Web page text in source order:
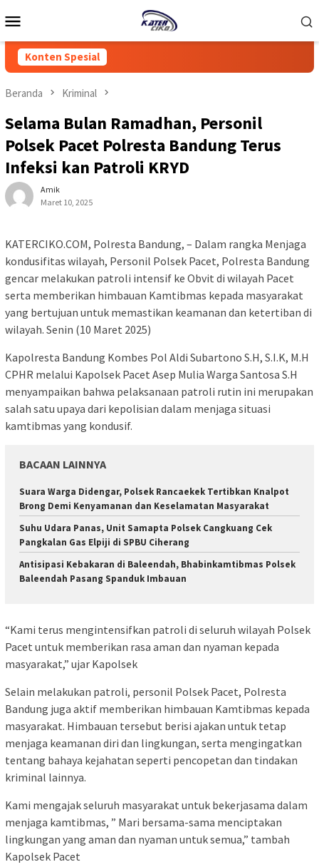
ke
Mobile
Konten Spesial
Beranda Kriminal
Selama Bulan Ramadhan, Personil
Polsek Pacet Polresta Bandung Terus
Infeksi kan Patroli KRYD
Amik
Maret 10, 2025
KATERCIKO.COM, Polresta Bandung, – Dalam rangka Menjaga
kondusifitas wilayah, Personil Polsek Pacet, Polresta Bandung
gencar melakukan patroli intensif ke Obvit di wilayah Pacet
serta memberikan himbauan Kamtibmas kepada masyarakat
yang bertujuan untuk memastikan keamanan dan ketertiban di
wilayah. Senin (10 Maret 2025)
Kapolresta Bandung Kombes Pol Aldi Subartono S.H, S.I.K, M.H
CPHR melalui Kapolsek Pacet Asep Mulia Warga Santosa S.H
menyampaikan bahwa pelaksanaan patroli rutin ini merupakan
salah satu upaya dari kepolisian dalam menjaga situasi
kamtibmas yang kondusif.
BACAAN LAINNYA
Suara Warga Didengar, Polsek Rancaekek Tertibkan Knalpot
Brong Demi Kenyamanan dan Keselamatan Masyarakat
Suhu Udara Panas, Unit Samapta Polsek Cangkuang Cek
Pangkalan Gas Elpiji di SPBU Ciherang
Antisipasi Kebakaran di Baleendah, Bhabinkamtibmas Polsek
Baleendah Pasang Spanduk Imbauan
“Kami terus mengintensifkan patroli di seluruh wilayah Polsek
Pacet untuk memberikan rasa aman dan nyaman kepada
masyarakat,” ujar Kapolsek
Selain melakukan patroli, personil Polsek Pacet, Polresta
Bandung juga aktif memberikan himbauan Kamtibmas kepada
masyarakat. Himbauan tersebut berisi ajakan untuk tetap
menjaga keamanan diri dan lingkungan, serta mengingatkan
tentang bahaya kejahatan seperti pencopetan dan tindakan
kriminal lainnya.
Kami mengajak seluruh masyarakat untuk bekerjasama dalam
menjaga kamtibmas, ” Mari bersama-sama menciptakan
lingkungan yang aman dan nyaman untuk semua,” tambah
Kapolsek Pacet